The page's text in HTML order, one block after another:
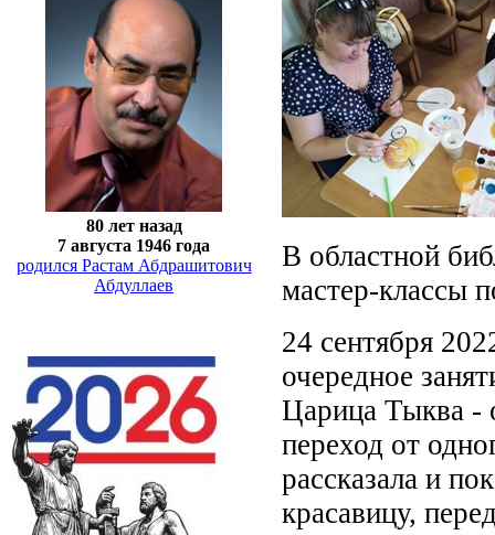
80 лет назад
7 августа 1946 года
родился Растам Абдрашитович
Абдуллаев
В областной
мастер-классы
24 сентября
очередное
Царица Тыква -
переход от
рассказала и
красавицу,